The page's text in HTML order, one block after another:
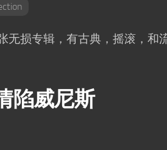
无损专辑，有古典，摇滚，和
陷威尼斯